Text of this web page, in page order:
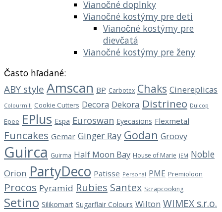
Vianočné doplnky
Vianočné kostýmy pre deti
Vianočné kostýmy pre
dievčatá
Vianočné kostýmy pre ženy
Často hľadané:
ABY style Amscan BP Carbotex Chaks Cinereplicas
Colourmill Cookie Cutters Decora Dekora Distrineo Dulcop
Epee EPlus Espa Euroswan Eyecasions Flexmetal
Funcakes Gemar Ginger Ray Godan Groovy
Guirca Guirma Half Moon Bay House of Marie JEM Noble
Orion PartyDeco Patisse Personal PME Premioloon
Procos Pyramid Rubies Santex Scrapcooking
Setino Silikomart Sugarflair Colours Wilton WIMEX s.r.o.